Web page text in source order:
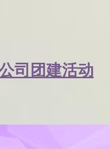
司团建活动